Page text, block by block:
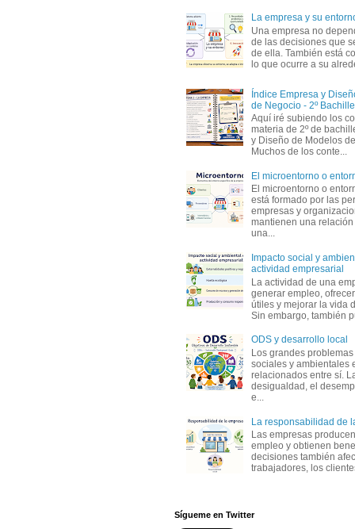
La empresa y su
Una empresa no
de las decisiones que
de ella. También está
lo que ocurre a su
Índice Empresa y
de Negocio - 2º
Aquí iré subiendo los
materia de 2º de
y Diseño de Modelos
Muchos de los conte...
El microentorno o
El microentorno o
está formado por las
empresas y
mantienen una
una...
Impacto social y
actividad empresarial
La actividad de una
generar empleo,
útiles y mejorar la vida
Sin embargo, también
ODS y desarrollo local
Los grandes
sociales y ambientales
relacionados entre sí.
desigualdad, el
e...
La responsabilidad de
Las empresas
empleo y obtienen
decisiones también
trabajadores, los
Sígueme en Twitter